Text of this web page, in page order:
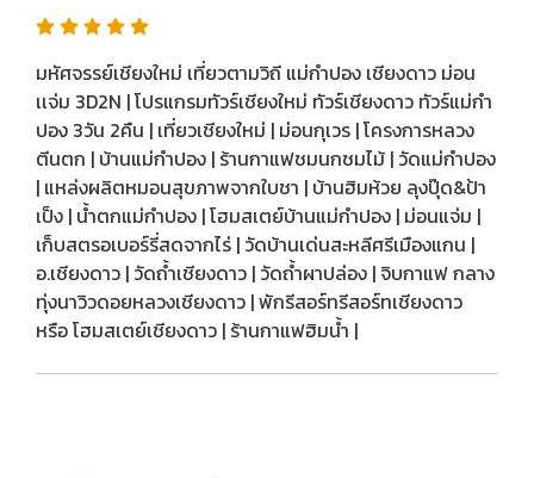
มหัศจรรย์เชียงใหม่ เที่ยวตามวิถี แม่กำปอง เชียงดาว ม่อน
เเจ่ม 3D2N | โปรแกรมทัวร์เชียงใหม่ ทัวร์เชียงดาว ทัวร์แม่กำ
ปอง 3วัน 2คืน | เที่ยวเชียงใหม่ | ม่อนกุเวร | โครงการหลวง
ตีนตก | บ้านแม่กำปอง | ร้านกาแฟชมนกชมไม้ | วัดแม่กำปอง
| แหล่งผลิตหมอนสุขภาพจากใบชา | บ้านฮิมห้วย ลุงปุ๊ด&ป้า
เป็ง | น้ำตกแม่กำปอง | โฮมสเตย์บ้านแม่กำปอง | ม่อนแจ่ม |
เก็บสตรอเบอร์รี่สดจากไร่ | วัดบ้านเด่นสะหลีศรีเมืองแกน |
อ.เชียงดาว | วัดถ้ำเชียงดาว | วัดถ้ำผาปล่อง | จิบกาแฟ กลาง
ทุ่งนาวิวดอยหลวงเชียงดาว | พักรีสอร์ทรีสอร์ทเชียงดาว
หรือ โฮมสเตย์เชียงดาว | ร้านกาแฟฮิมน้ำ |